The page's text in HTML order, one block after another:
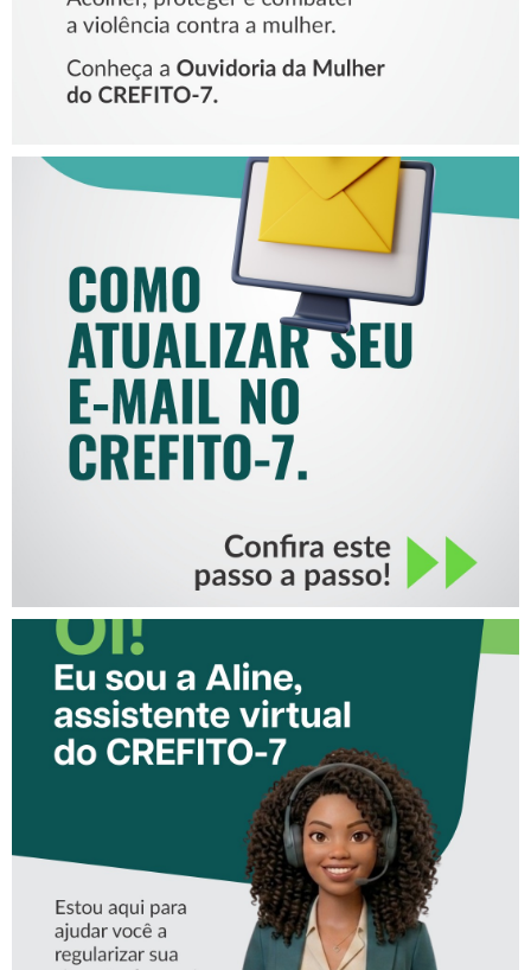
COMO ATUALIZAR SEU E-
MAIL NO CREFITO-7
CONHEÇA A ‘ALINE’,
ASSISTENTE VIRTUAL DO
CREFITO-7